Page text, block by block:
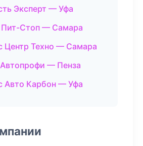
Эксперт — Уфа
Стоп — Самара
Центр Техно — Самара
— Пенза
Авто Карбон — Уфа